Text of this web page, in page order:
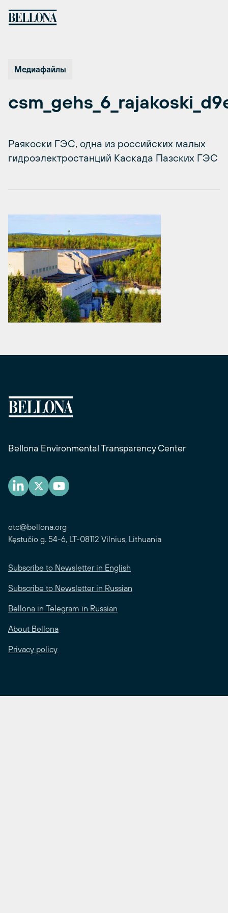
Медиафайлы
Раякоски ГЭС, одна из российских малых
гидроэлектростанций Каскада Пазских ГЭС
Bellona Environmental Transparency Center
etc@bellona.org
Kęstučio g. 54-6, LT-08112 Vilnius, Lithuania
Subscribe to Newsletter in English
Subscribe to Newsletter in Russian
Bellona in Telegram in Russian
About Bellona
Privacy policy